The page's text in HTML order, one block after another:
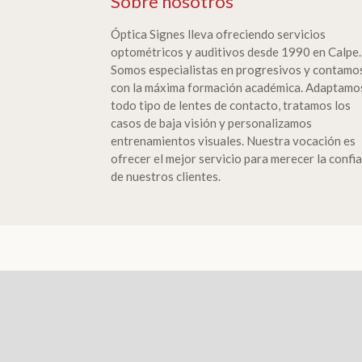
Óptica Signes lleva ofreciendo servicios
optométricos y auditivos desde 1990 en Calpe.
Somos especialistas en progresivos y
con la máxima formación académica.
todo tipo de lentes de contacto, tratamos los
casos de baja visión y personalizamos
entrenamientos visuales. Nuestra vocación es
ofrecer el mejor servicio para merecer la
de nuestros clientes.